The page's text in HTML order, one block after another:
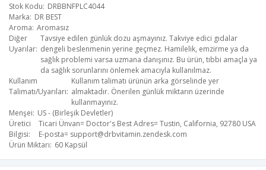
Stok Kodu DRBBNFPLC4044
Marka DR BEST
Aroma Aromasız
Diğer
Uyarılar
Tavsiye edilen günlük dozu aşmayınız. Takviye edici gıdalar
dengeli beslenmenin yerine geçmez. Hamilelik, emzirme ya da
sağlık problemi varsa uzmana danışınız. Bu ürün, tıbbi amaçla ya
da sağlık sorunlarını önlemek amacıyla kullanılmaz.
Kullanım
Talimatı/Uyarıları
Kullanım talimatı ürünün arka görselinde yer
almaktadır. Önerilen günlük miktarın üzerinde
kullanmayınız.
Menşei US - (Birleşik Devletler)
Üretici
Bilgisi
Ticari Ünvan= Doctor's Best​ Adres= Tustin, California, 92780 USA
E-posta= support@drbvitamin.zendesk.com
Ürün Miktarı 60 Kapsül